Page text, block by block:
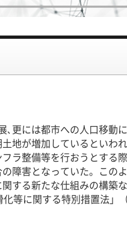
更には都市への人口移動
地が増加しているといわれ
ラ整備等を行おうとする
障害となっていた。この
する新たな仕組みの構築
等に関する特別措置法」